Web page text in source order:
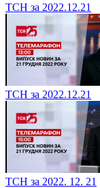
ТСН за 2022.12.21
ТСН за 2022.12.21
ТСН за 2022. 12. 21